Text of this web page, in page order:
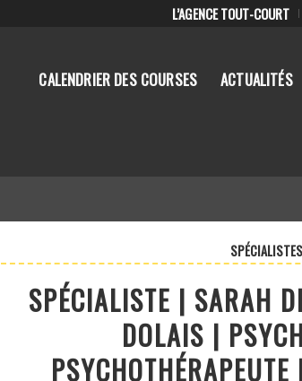
L’AGENCE TOUT-COURT
CALENDRIER DES COURSES ACTUALITÉS
SPÉCIALISTES
SPÉCIALISTE | SARAH
DOLAIS |